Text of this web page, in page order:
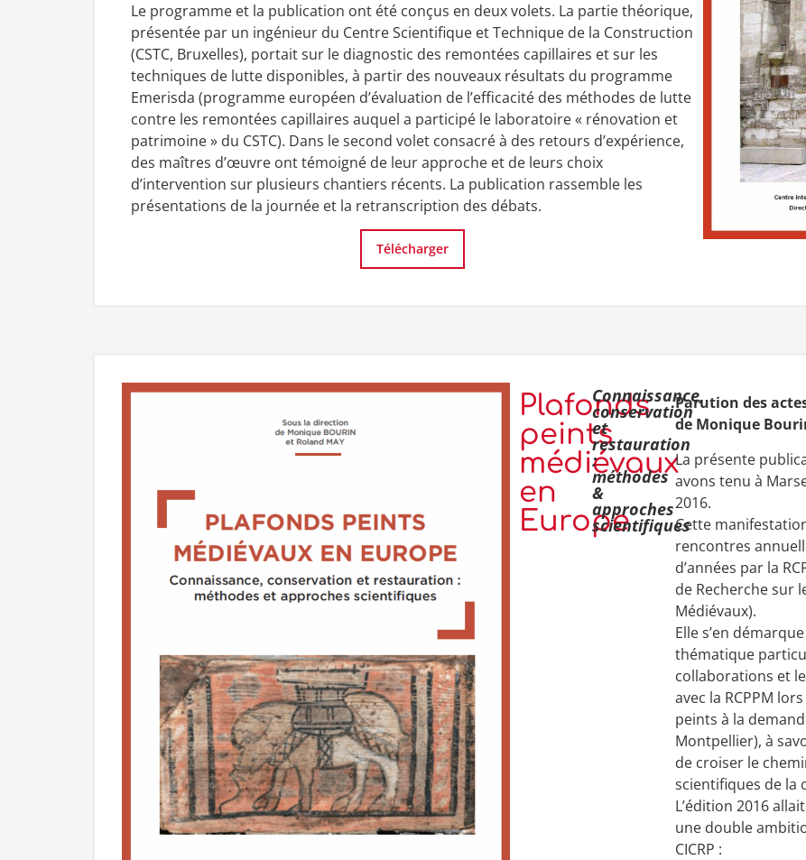
Le programme et la publication ont été conçus en deux volets. La partie théorique,
présentée par un ingénieur du Centre Scientifique et Technique de la Construction
(CSTC, Bruxelles), portait sur le diagnostic des remontées capillaires et sur les
techniques de lutte disponibles, à partir des nouveaux résultats du programme
Emerisda (programme européen d’évaluation de l’efficacité des méthodes de lutte
contre les remontées capillaires auquel a participé le laboratoire « rénovation et
patrimoine » du CSTC). Dans le second volet consacré à des retours d’expérience,
des maîtres d’œuvre ont témoigné de leur approche et de leurs choix
d’intervention sur plusieurs chantiers récents. La publication rassemble les
présentations de la journée et la retranscription des débats.
Télécharger
Plafonds
peints
médiévaux
en
Europe
Connaissance,
conservation
et
restauration
:
méthodes
&
approches
scientifiques
Parution des
de Monique
La présente
avons tenu à
2016.
Cette
rencontres
d’années par la
de Recherche sur
Médiévaux).
Elle s’en
thématique
collaborations et
avec la RCPPM
peints à la
Montpellier), à
de croiser le
scientifiques de la
L’édition 2016
une double
CICRP :